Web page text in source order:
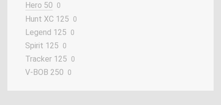
Hero 50 0
Hunt XC 125 0
Legend 125 0
Spirit 125 0
Tracker 125 0
V-BOB 250 0